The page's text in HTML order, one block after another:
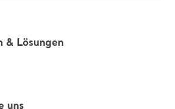
& Lösungen
uns